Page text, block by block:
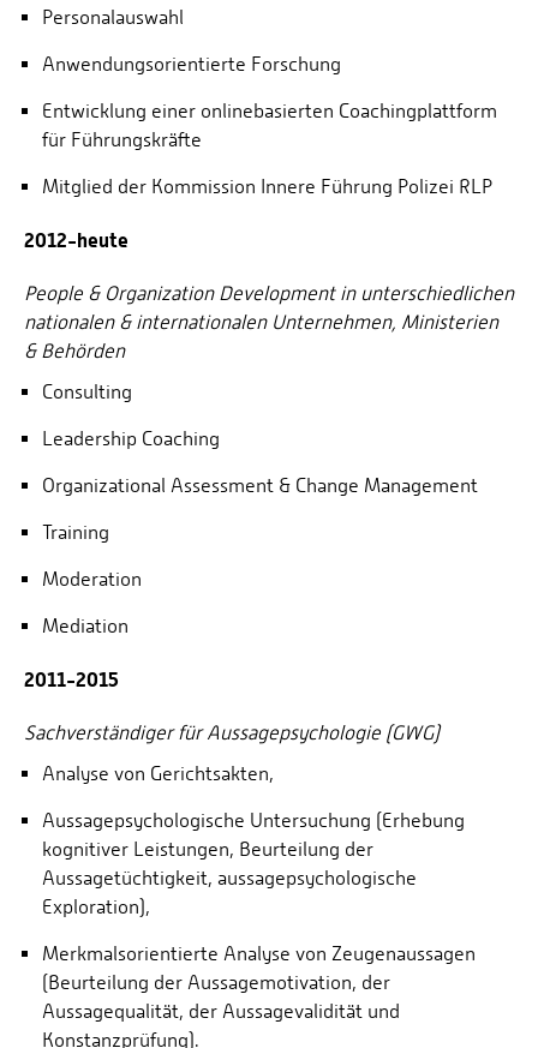
Personalauswahl
Anwendungsorientierte Forschung
Entwicklung einer onlinebasierten Coachingplattform
für Führungskräfte
Mitglied der Kommission Innere Führung Polizei RLP
2012-heute
People & Organization Development in unterschiedlichen
nationalen & internationalen Unternehmen, Ministerien
& Behörden
Consulting
Leadership Coaching
Organizational Assessment & Change Management
Training
Moderation
Mediation
2011-2015
Sachverständiger für Aussagepsychologie (GWG)
Analyse von Gerichtsakten,
Aussagepsychologische Untersuchung (Erhebung
kognitiver Leistungen, Beurteilung der
Aussagetüchtigkeit, aussagepsychologische
Exploration),
Merkmalsorientierte Analyse von Zeugenaussagen
(Beurteilung der Aussagemotivation, der
Aussagequalität, der Aussagevalidität und
Konstanzprüfung).